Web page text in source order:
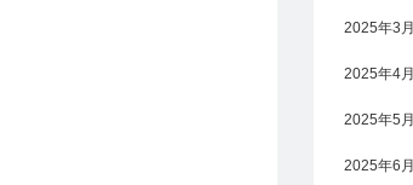
2025年3月
2025年4月
2025年5月
2025年6月